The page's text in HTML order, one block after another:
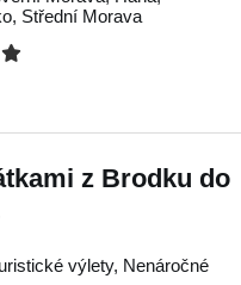
, Střední Morava
z Brodku do
výlety, Nenáročné